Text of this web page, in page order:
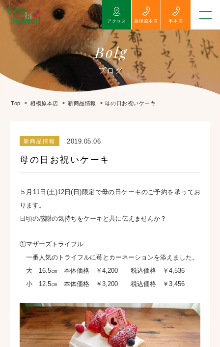
アクセス 相模原本店 串本店
Bolg
ブログ
Top > 相模原本店 > 新商品情報 >母の日お祝いケーキ
新商品情報 2019.05.06
母の日お祝いケーキ
５月11日(土)12日(日)限定で母の日ケーキのご予約を承ってお
ります。
日頃の感謝の気持ちをケーキと共に伝えませんか？
①マザーズトライフル
一番人気のトライフルに苺とカーネーションを添えました。
大 16.5㎝ 本体価格 ￥4,200 税込価格 ￥4,536
小 12.5㎝ 本体価格 ￥3,200 税込価格 ￥3,456